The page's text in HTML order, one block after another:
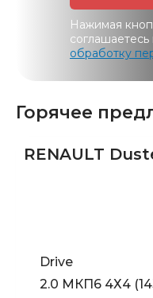
Нажимая
соглашаетесь
обработку
Горячее
RENAULT
Drive
2.0 МКП6 4Х4